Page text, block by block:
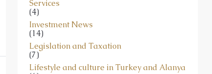
Ideal Estates Real Estate Consultancy
Services
(4)
Investment News
(14)
Legislation and Taxation
(7)